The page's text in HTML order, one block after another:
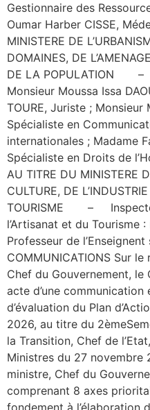
Gestionnaire des
Oumar Harber CISSE,
MINISTERE DE
DOMAINES, DE
DE LA POPULATION –
Monsieur Moussa Issa
TOURE, Juriste ; Monsieur
Spécialiste en
internationales ; Madame
Spécialiste en Droits de
AU TITRE DU MINISTERE
CULTURE, DE
TOURISME –
l’Artisanat et du Tourisme
Professeur de
COMMUNICATIONS Sur
Chef du Gouvernement,
acte d’une
d’évaluation du Plan
2026, au titre du
la Transition, Chef de
Ministres du 27 novembre
ministre, Chef du
comprenant 8 axes